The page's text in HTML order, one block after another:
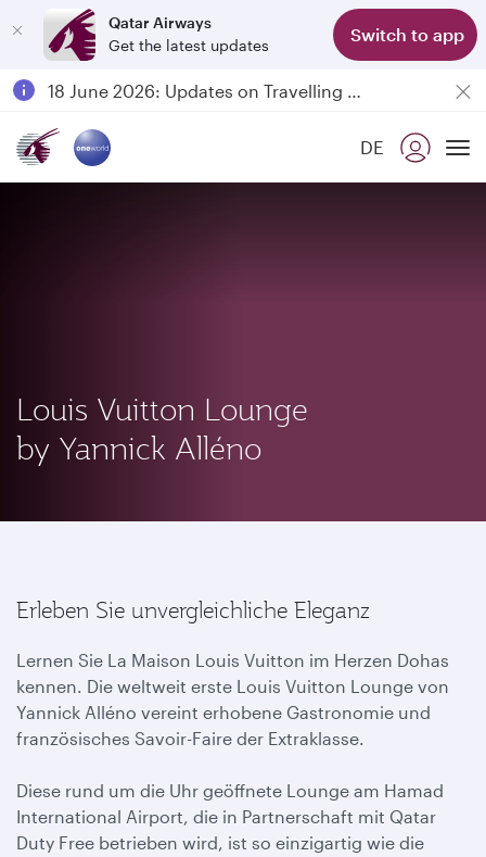
Qatar Airways
Get the latest updates
Switch to app
Passengers flying between Doha and Auckland on QR914 and QR915
18 June 2026: Updates on Travelling with Power Banks
DE
Louis Vuitton Lounge
by Yannick Alléno
Erleben Sie unvergleichliche Eleganz
Lernen Sie La Maison Louis Vuitton im Herzen Dohas
kennen. Die weltweit erste Louis Vuitton Lounge von
Yannick Alléno vereint erhobene Gastronomie und
französisches Savoir-Faire der Extraklasse.
Diese rund um die Uhr geöffnete Lounge am Hamad
International Airport, die in Partnerschaft mit Qatar
Duty Free betrieben wird, ist so einzigartig wie die